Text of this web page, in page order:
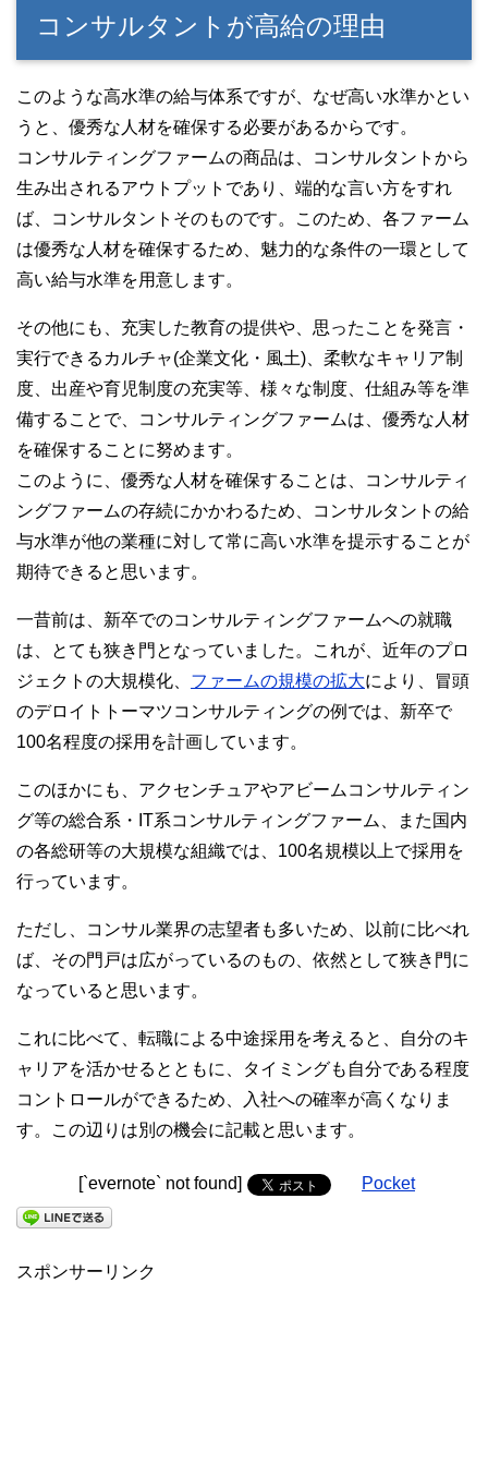
コンサルタントが高給の理由
このような高水準の給与体系ですが、なぜ高い水準かとい
うと、優秀な人材を確保する必要があるからです。
コンサルティングファームの商品は、コンサルタントから
生み出されるアウトプットであり、端的な言い方をすれ
ば、コンサルタントそのものです。このため、各ファーム
は優秀な人材を確保するため、魅力的な条件の一環として
高い給与水準を用意します。
その他にも、充実した教育の提供や、思ったことを発言・
実行できるカルチャ(企業文化・風土)、柔軟なキャリア制
度、出産や育児制度の充実等、様々な制度、仕組み等を準
備することで、コンサルティングファームは、優秀な人材
を確保することに努めます。
このように、優秀な人材を確保することは、コンサルティ
ングファームの存続にかかわるため、コンサルタントの給
与水準が他の業種に対して常に高い水準を提示することが
期待できると思います。
一昔前は、新卒でのコンサルティングファームへの就職
は、とても狭き門となっていました。これが、近年のプロ
ジェクトの大規模化、 ファームの規模の拡大により、冒頭
のデロイトトーマツコンサルティングの例では、新卒で
100名程度の採用を計画しています。
このほかにも、アクセンチュアやアビームコンサルティン
グ等の総合系・IT系コンサルティングファーム、また国内
の各総研等の大規模な組織では、100名規模以上で採用を
行っています。
ただし、コンサル業界の志望者も多いため、以前に比べれ
ば、その門戸は広がっているのもの、依然として狭き門に
なっていると思います。
これに比べて、転職による中途採用を考えると、自分のキ
ャリアを活かせるとともに、タイミングも自分である程度
コントロールができるため、入社への確率が高くなりま
す。この辺りは別の機会に記載と思います。
[`evernote` not found] Pocket
スポンサーリンク